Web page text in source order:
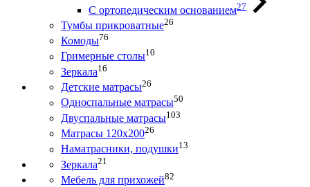
С ортопедическим основанием27
Тумбы прикроватные26
Комоды76
Гримерные столы10
Зеркала16
Детские матрасы26
Односпальные матрасы50
Двуспальные матрасы103
Матрасы 120х20026
Наматрасники, подушки13
Зеркала21
Мебель для прихожей82